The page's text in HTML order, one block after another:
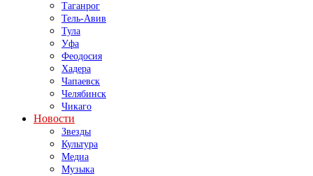
Таганрог
Тель-Авив
Тула
Уфа
Феодосия
Хадера
Чапаевск
Челябинск
Чикаго
Новости
Звезды
Культура
Медиа
Музыка